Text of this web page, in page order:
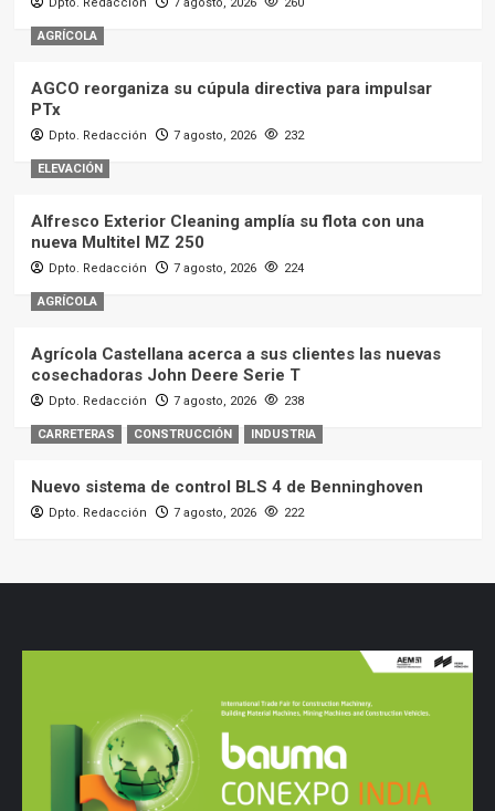
AGRÍCOLA
AGCO reorganiza su cúpula directiva para impulsar
PTx
Dpto. Redacción 7 agosto, 2026 232
ELEVACIÓN
Alfresco Exterior Cleaning amplía su flota con una
nueva Multitel MZ 250
Dpto. Redacción 7 agosto, 2026 224
AGRÍCOLA
Agrícola Castellana acerca a sus clientes las nuevas
cosechadoras John Deere Serie T
Dpto. Redacción 7 agosto, 2026 238
CARRETERAS CONSTRUCCIÓN INDUSTRIA
Nuevo sistema de control BLS 4 de Benninghoven
Dpto. Redacción 7 agosto, 2026 222